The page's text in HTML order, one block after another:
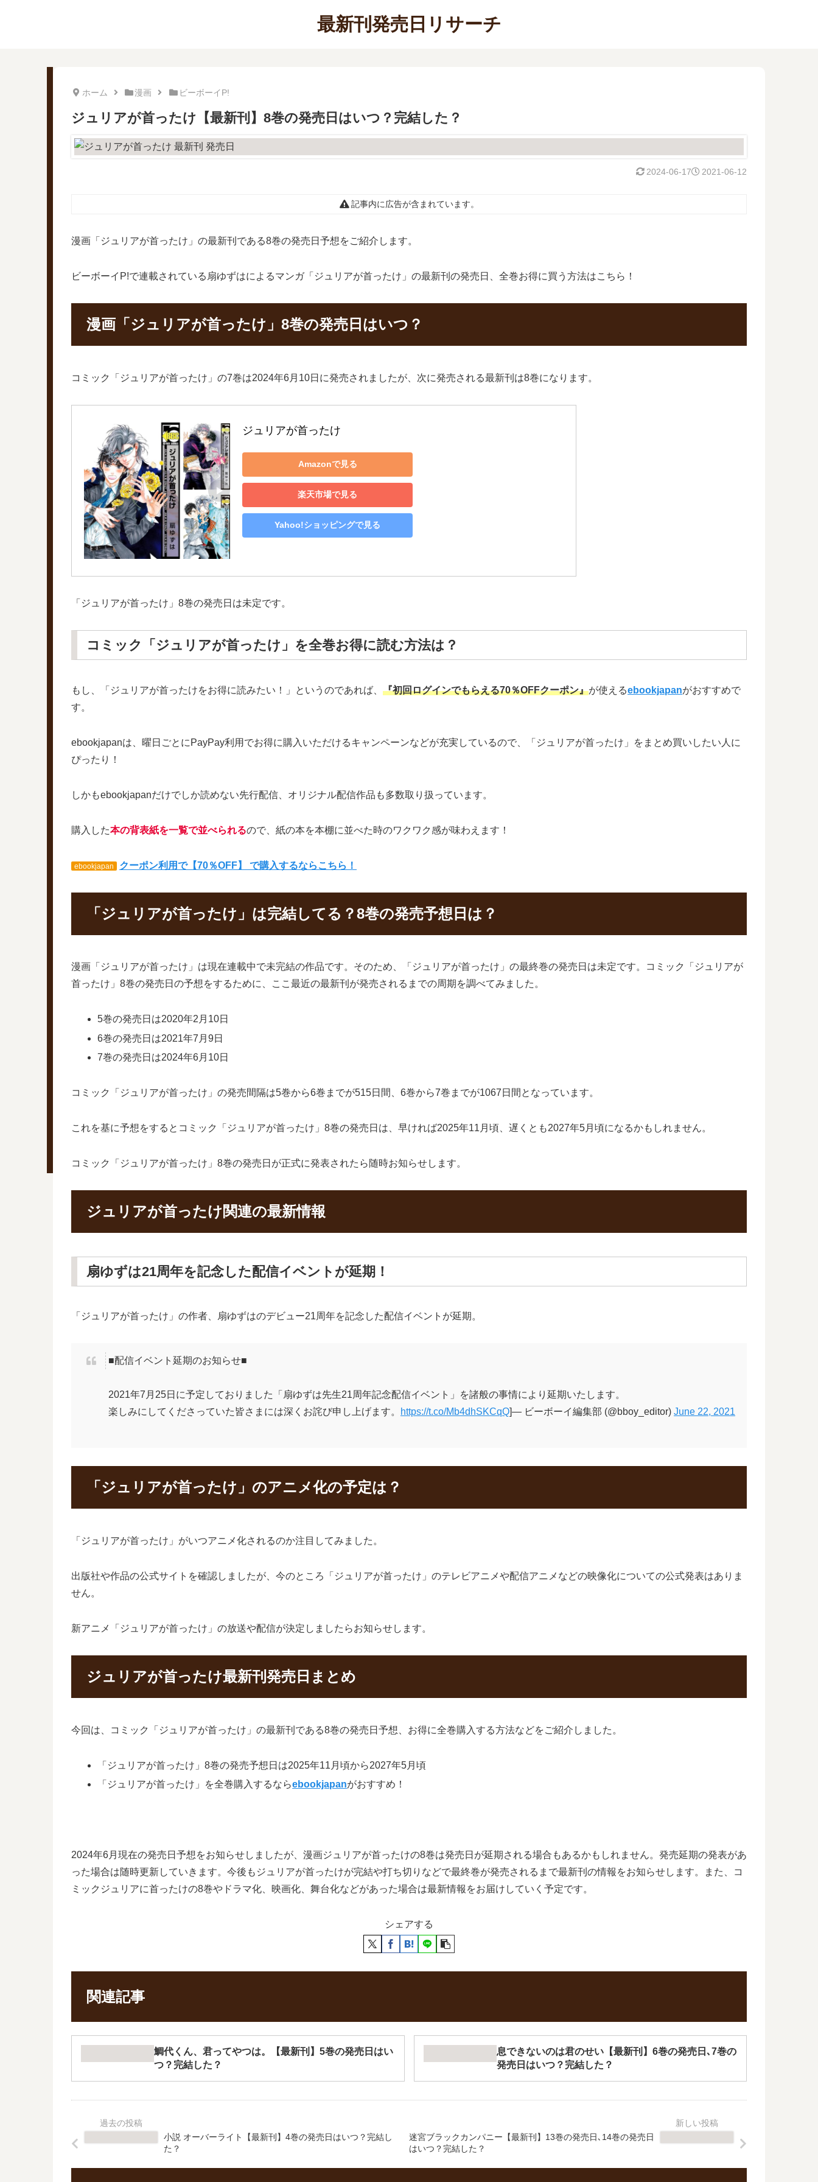
最新刊発売日リサーチ
ホーム 漫画 ビーボーイP!
ジュリアが首ったけ【最新刊】8巻の発売日はいつ？完結した？
2021-06-12
2024-06-17
記事内に広告が含まれています。
漫画「ジュリアが首ったけ」の最新刊である8巻の発売日予想をご紹介します。
ビーボーイP!で連載されている扇ゆずはによるマンガ「ジュリアが首ったけ」の最新刊の発売日、全巻お得に買う方法はこちら！
漫画「ジュリアが首ったけ」8巻の発売日はいつ？
コミック「ジュリアが首ったけ」の7巻は2024年6月10日に発売されましたが、次に発売される最新刊は8巻になります。
ジュリアが首ったけ
Amazonで見る
楽天市場で見る
Yahoo!ショッピングで見る
「ジュリアが首ったけ」8巻の発売日は未定です。
コミック「ジュリアが首ったけ」を全巻お得に読む方法は？
もし、「ジュリアが首ったけをお得に読みたい！」というのであれば、 『初回ログインでもらえる70％OFFクーポン』が使えるebookjapanがおすすめで
す。
ebookjapanは、曜日ごとにPayPay利用でお得に購入いただけるキャンペーンなどが充実しているので、「ジュリアが首ったけ」をまとめ買いしたい人に
ぴったり！
しかもebookjapanだけでしか読めない先行配信、オリジナル配信作品も多数取り扱っています。
購入した本の背表紙を一覧で並べられるので、紙の本を本棚に並べた時のワクワク感が味わえます！
ebookjapan クーポン利用で【70％OFF】 で購入するならこちら！
「ジュリアが首ったけ」は完結してる？8巻の発売予想日は？
漫画「ジュリアが首ったけ」は現在連載中で未完結の作品です。そのため、「ジュリアが首ったけ」の最終巻の発売日は未定です。コミック「ジュリアが
首ったけ」8巻の発売日の予想をするために、ここ最近の最新刊が発売されるまでの周期を調べてみました。
5巻の発売日は2020年2月10日
6巻の発売日は2021年7月9日
7巻の発売日は2024年6月10日
コミック「ジュリアが首ったけ」の発売間隔は5巻から6巻までが515日間、6巻から7巻までが1067日間となっています。
これを基に予想をするとコミック「ジュリアが首ったけ」8巻の発売日は、早ければ2025年11月頃、遅くとも2027年5月頃になるかもしれません。
コミック「ジュリアが首ったけ」8巻の発売日が正式に発表されたら随時お知らせします。
ジュリアが首ったけ関連の最新情報
扇ゆずは21周年を記念した配信イベントが延期！
「ジュリアが首ったけ」の作者、扇ゆずはのデビュー21周年を記念した配信イベントが延期。
■配信イベント延期のお知らせ■
2021年7月25日に予定しておりました「扇ゆずは先生21周年記念配信イベント」を諸般の事情により延期いたします。
楽しみにしてくださっていた皆さまには深くお詫び申し上げます。
https://t.co/Mb4dhSKCqQ]— ビーボーイ編集部 (@bboy_editor) June 22, 2021
「ジュリアが首ったけ」のアニメ化の予定は？
「ジュリアが首ったけ」がいつアニメ化されるのか注目してみました。
出版社や作品の公式サイトを確認しましたが、今のところ「ジュリアが首ったけ」のテレビアニメや配信アニメなどの映像化についての公式発表はありま
せん。
新アニメ「ジュリアが首ったけ」の放送や配信が決定しましたらお知らせします。
ジュリアが首ったけ最新刊発売日まとめ
今回は、コミック「ジュリアが首ったけ」の最新刊である8巻の発売日予想、お得に全巻購入する方法などをご紹介しました。
「ジュリアが首ったけ」8巻の発売予想日は2025年11月頃から2027年5月頃
「ジュリアが首ったけ」を全巻購入するならebookjapanがおすすめ！
2024年6月現在の発売日予想をお知らせしましたが、漫画ジュリアが首ったけの8巻は発売日が延期される場合もあるかもしれません。発売延期の発表があ
った場合は随時更新していきます。今後もジュリアが首ったけが完結や打ち切りなどで最終巻が発売されるまで最新刊の情報をお知らせします。また、コ
ミックジュリアに首ったけの8巻やドラマ化、映画化、舞台化などがあった場合は最新情報をお届けしていく予定です。
シェアする
関連記事
鯛代くん、君ってやつは。【最新刊】5巻の発売日はい
つ？完結した？
息できないのは君のせい【最新刊】6巻の発売日､7巻の
発売日はいつ？完結した？
小説 オーバーライト【最新刊】4巻の発売日はいつ？完結し
た？
迷宮ブラックカンパニー【最新刊】13巻の発売日､14巻の発売日
はいつ？完結した？